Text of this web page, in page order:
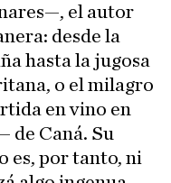
el autor
desde la
hasta la jugosa
o el milagro
en vino en
de Caná. Su
es, por tanto, ni